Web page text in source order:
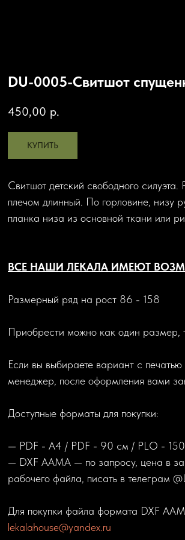
DU-0005-Свитшот
450,00 р.
КУПИТЬ
Свитшот детский свободного
плечом длинный. По горловине, низу
планка низа из основной ткани или
ВСЕ НАШИ ЛЕКАЛА ИМЕЮТ
Размерный ряд на рост 86 - 158
Приобрести можно как один размер,
Если вы выбираете вариант с
менеджер, после оформления вами
Доступные форматы для покупки:
— PDF - A4 / PDF - 90 см / PLO -
— DXF AAMA — по запросу, цена в
рабочего файла, писать в телеграм
Для покупки файла формата DXF
lekalahouse@yandex.ru